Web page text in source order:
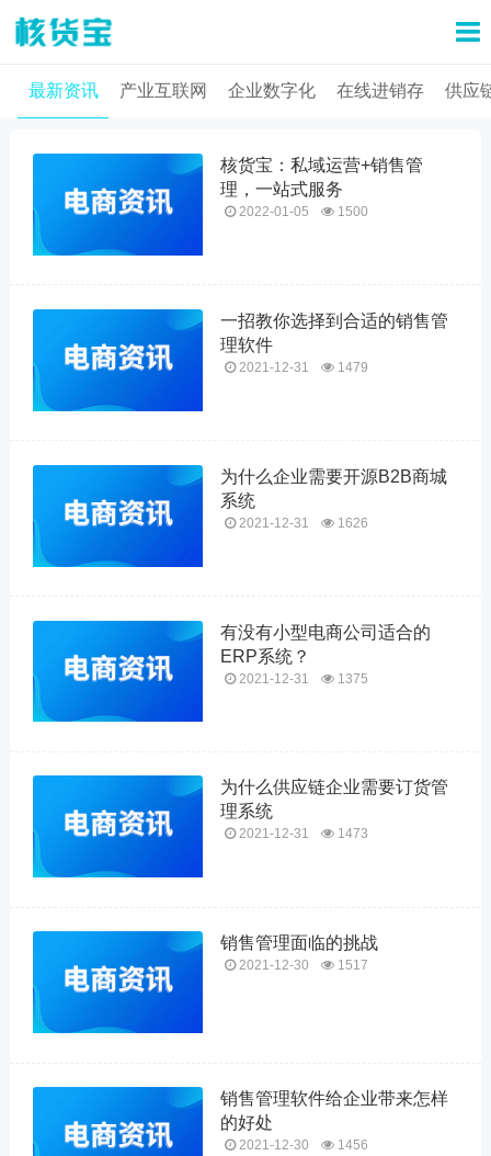
最新资讯 产业互联网 企业数字化 在线进销存 供应
核货宝：私域运营+销售管
理，一站式服务
2022-01-05 1500
一招教你选择到合适的销售管
理软件
2021-12-31 1479
为什么企业需要开源B2B商城
系统
2021-12-31 1626
有没有小型电商公司适合的
ERP系统？
2021-12-31 1375
为什么供应链企业需要订货管
理系统
2021-12-31 1473
销售管理面临的挑战
2021-12-30 1517
销售管理软件给企业带来怎样
的好处
2021-12-30 1456